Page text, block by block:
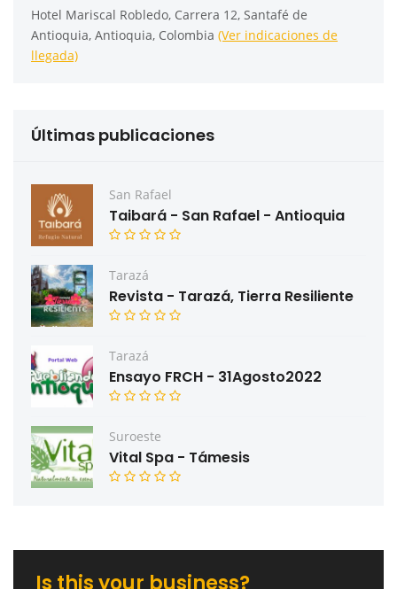
Hotel Mariscal Robledo, Carrera 12, Santafé de
Antioquia, Antioquia, Colombia (Ver indicaciones de
llegada)
Últimas publicaciones
San Rafael
Taibará - San Rafael - Antioquia
Tarazá
Revista - Tarazá, Tierra Resiliente
Tarazá
Ensayo FRCH - 31Agosto2022
Suroeste
Vital Spa - Támesis
Is this your business?